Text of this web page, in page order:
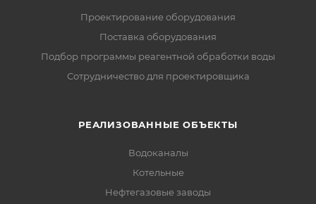
Проектирование оборудования
Поставка оборудования
Подбор программы реагентной обработки воды
Сотрудничество для проектировщика
РЕАЛИЗОВАННЫЕ ОБЪЕКТЫ
Водоканалы
Котельные
Нефтегазовые заводы